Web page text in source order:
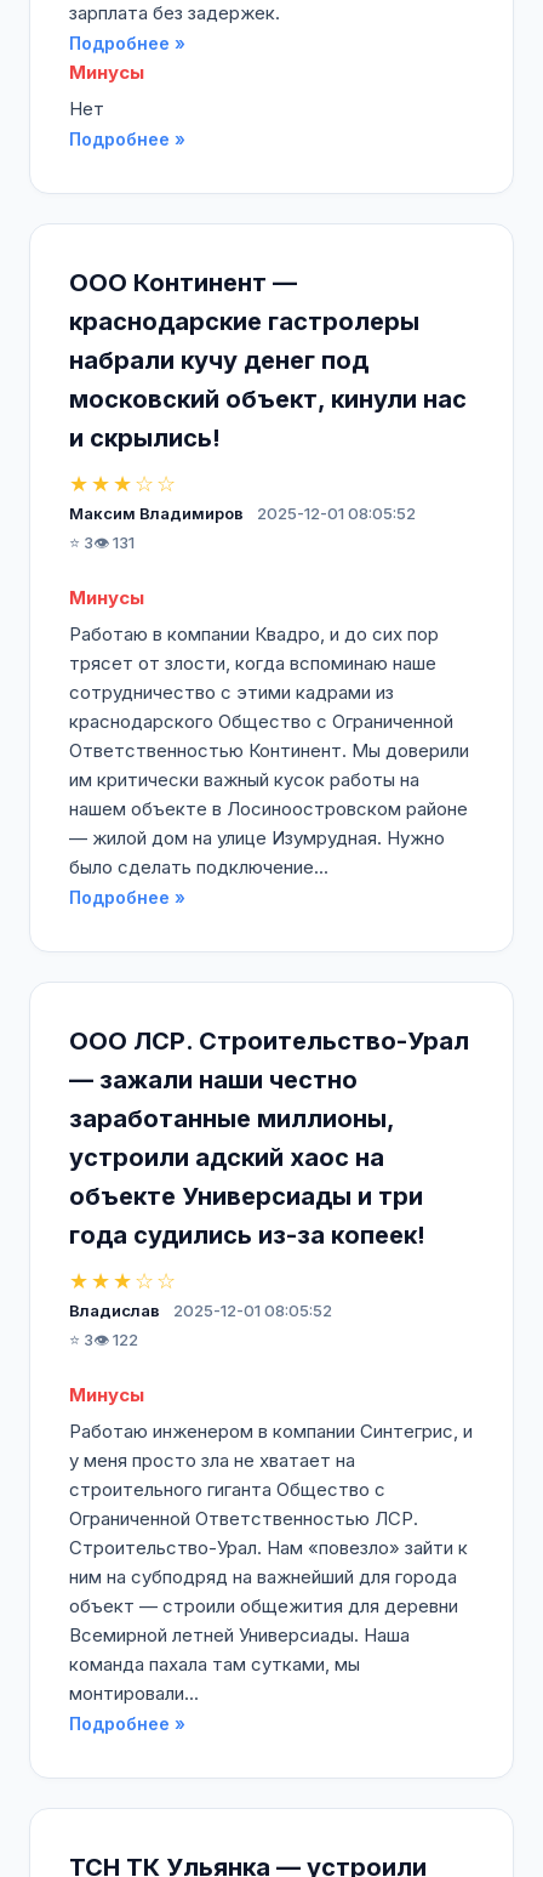
зарплата без задержек.
Подробнее »
Минусы
Нет
Подробнее »
ООО Континент —
краснодарские гастролеры
набрали кучу денег под
московский объект, кинули нас
и скрылись!
★★★☆☆
Максим Владимиров
2025-12-01 08:05:52
⭐ 3👁️ 131
Минусы
Работаю в компании Квадро, и до сих пор
трясет от злости, когда вспоминаю наше
сотрудничество с этими кадрами из
краснодарского Общество с Ограниченной
Ответственностью Континент. Мы доверили
им критически важный кусок работы на
нашем объекте в Лосиноостровском районе
— жилой дом на улице Изумрудная. Нужно
было сделать подключение...
Подробнее »
ООО ЛСР. Строительство-Урал
— зажали наши честно
заработанные миллионы,
устроили адский хаос на
объекте Универсиады и три
года судились из-за копеек!
★★★☆☆
Владислав
2025-12-01 08:05:52
⭐ 3👁️ 122
Минусы
Работаю инженером в компании Синтегрис, и
у меня просто зла не хватает на
строительного гиганта Общество с
Ограниченной Ответственностью ЛСР.
Строительство-Урал. Нам «повезло» зайти к
ним на субподряд на важнейший для города
объект — строили общежития для деревни
Всемирной летней Универсиады. Наша
команда пахала там сутками, мы
монтировали...
Подробнее »
ТСН ТК Ульянка — устроили